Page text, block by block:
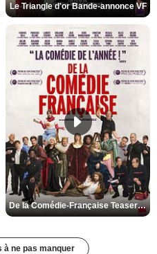
Le Triangle d'or Bande-annonce VF
De la Comédie-Française Teaser VF
à ne pas manquer